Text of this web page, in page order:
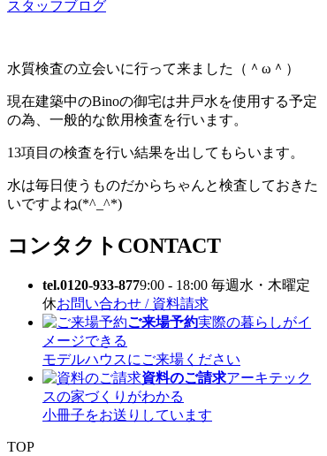
スタッフブログ
水質検査の立会いに行って来ました（＾ω＾）
現在建築中のBinoの御宅は井戸水を使用する予定
の為、一般的な飲用検査を行います。
13項目の検査を行い結果を出してもらいます。
水は毎日使うものだからちゃんと検査しておきた
いですよね(*^_^*)
コンタクト CONTACT
tel.0120-933-8779:00 - 18:00 毎週水・木曜定
休お問い合わせ / 資料請求
ご来場予約実際の暮らしがイ
メージできる
モデルハウスにご来場ください
資料のご請求アーキテック
スの家づくりがわかる
小冊子をお送りしています
TOP